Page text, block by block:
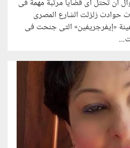
أن تحتل أى قضايا مرتبة مهمة فى
حوادث زلزلت الشارع المصرى
«إيفرجريفين» التى جنحت فى